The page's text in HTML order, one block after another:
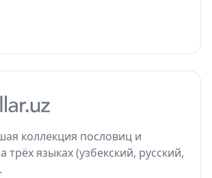
коллекция пословиц и
трёх языках (узбекский, русский,